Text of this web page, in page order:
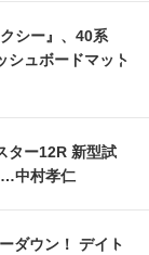
シー』、40系
シュボードマット
ター12R 新型試
…中村孝仁
ダウン！ デイト